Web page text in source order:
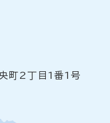
町2丁目1番1号